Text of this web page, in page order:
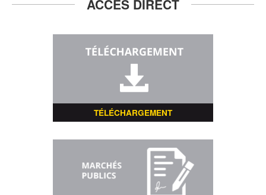
ACCÈS DIRECT
TÉLÉCHARGEMENT